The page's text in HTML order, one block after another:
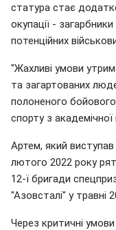
статура стає
окупації -
потенційних
"Жахливі умови
та загартованих
полоненого
спорту з академічної
Артем, який виступав
лютого 2022 року
12-ї бригади
"Азовсталі" у травні
Через критичні